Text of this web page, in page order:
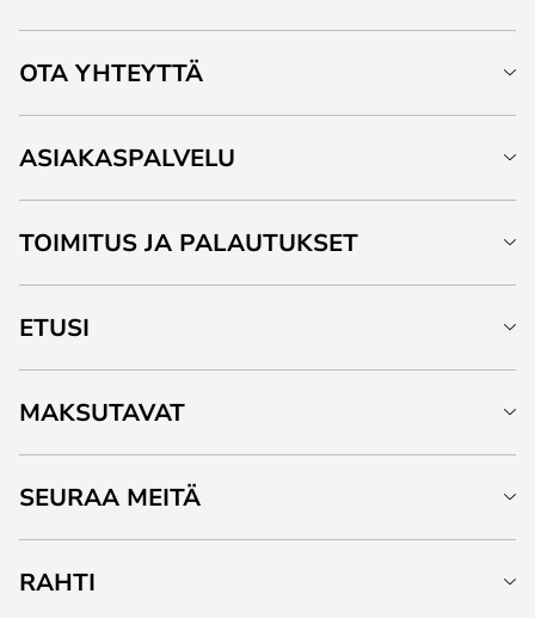
OTA YHTEYTTÄ
ASIAKASPALVELU
TOIMITUS JA PALAUTUKSET
ETUSI
MAKSUTAVAT
SEURAA MEITÄ
RAHTI